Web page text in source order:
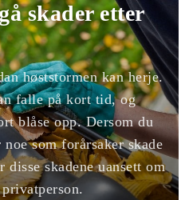
skader etter
høststormen kan herje.
falle på kort tid, og
blåse opp. Dersom du
som forårsaker skade
skadene uansett om